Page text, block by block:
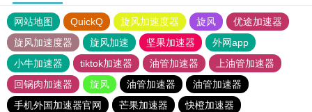
网站地图 QuickQ 旋风加速度器 旋风
优途加速器
旋风加速度器
旋风加速 坚果加速器
外网app
小牛加速器
tiktok加速器 油管加速器
上油管加速器
回锅肉加速器
旋风 油管加速器
油管加速器
手机外国加速器官网
芒果加速器
快橙加速器